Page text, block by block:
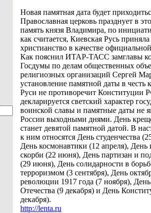
Новая памятная дата будет
Православная церковь празднует в
память князя Владимира, по
как считается, Киевская Русь приняла
христианство в качестве
Как пояснил ИТАР-ТАСС замглавы
Госдумы по делам общественных
религиозных организаций Сергей
установление памятной даты в честь
Руси не противоречит Конституции
декларируется светский характер
воинской славы и памятные даты не
России выходными днями. День
станет девятой памятной датой. В
к ним относятся День студенчества
День космонавтики (12 апреля), День
скорби (22 июня), День партизан и
(29 июня), День солидарности в
терроризмом (3 сентября), День
революции 1917 года (7 ноября),
Отечества (9 декабря) и День
декабря).
http://lenta.ru